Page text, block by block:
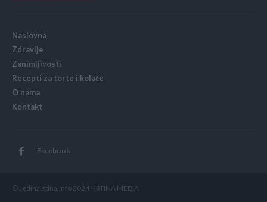
Naslovna
Zdravlje
Zanimljivosti
Recepti za torte i kolače
O nama
Kontakt
Facebook
© JedinaIstina.info 2024 - ISTINA MEDIA